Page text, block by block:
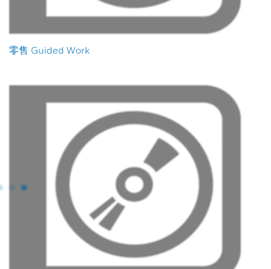
零售 Guided Work